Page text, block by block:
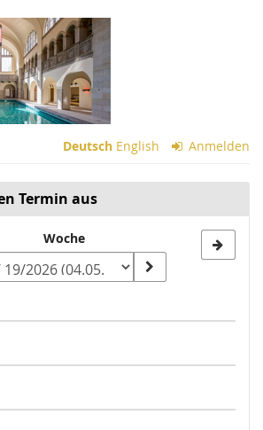
Deutsch English Anmelden
Termin aus
Woche